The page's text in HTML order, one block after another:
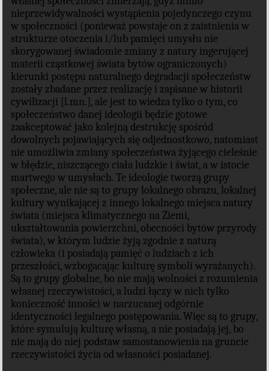
nieprzewidywalności wystąpienia pojedynczego czynu
w społeczności (ponieważ powstaje on z zaistnienia w
strukturze otoczenia i/lub pamięci umysłu nie
skorygowanej świadomie zmiany z natury ingerującej
materii cząstkowej świata bytów ograniczonych)
kierunki postępu naturalnego degradacji społeczeństw
zostały zbadane przez realizację i zapisane w historii
cywilizacji [l.mn.], ale jest to wiedza tylko o tym, co
społeczeństwo danej ideologii będzie gotowe
zaakceptować jako kolejną destrukcję spośród
dowolnych pojawiających się odjednostkowo, natomiast
nie umożliwia zmiany społeczeństwa żyjącego cieleśnie
w błędzie, niszczącego ciała ludzkie i świat, a w istocie
martwego w umysłach. Te ideologie tworzą grupy
społeczne, ale nie są to grupy lokalnego obrazu, lokalnej
kultury wynikającej z innego lokalnego miejsca natury
świata (miejsca klimatycznego na Ziemi,
ukształtowania powierzchni, obecności bytów przyrody
świata), w którym ludzie żyją zgodnie z naturą
człowieka (i posiadają pamięć o ludziach z ich
przeszłości, wzbogacając kulturę symboli wyrażanych).
Są to grupy globalne, bo nie mają wolności z rozumienia
własnej rzeczywistości, a ludzi łączy w nich tylko
konieczność inności w narzucanej odgórnie
identyczności legalnego postępowania. Więc są to grupy,
które symulują kulturę własną, a nie posiadają jej, bo
nie mają do niej podstaw samostanowienia na gruncie
rzeczywistości życia od własności posiadanej.